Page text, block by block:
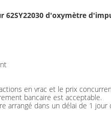
62SY22030 d'oxymètre
en vrac et le prix
bancaire est acceptable.
arrangé dans un délai de 1